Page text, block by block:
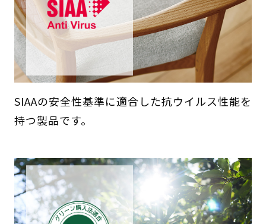
SIAAの安全性基準に適合した抗ウイルス性能を
持つ製品です。